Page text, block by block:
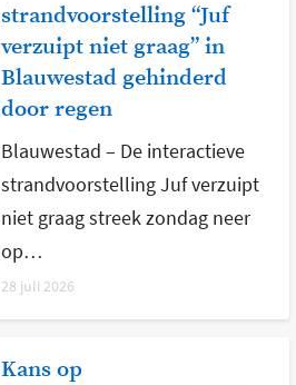
strandvoorstelling “Juf
verzuipt niet graag” in
Blauwestad gehinderd
door regen
Blauwestad – De interactieve
strandvoorstelling Juf verzuipt
niet graag streek zondag neer
op…
28 juli 2026
Kans op